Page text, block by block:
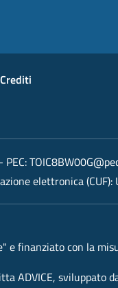
Crediti
- PEC:
elettronica (CUF):
e finanziato con la
ADVICE, sviluppato